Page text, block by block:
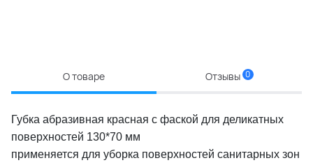
О товаре Отзывы 0
Губка абразивная красная с фаской для деликатных
поверхностей 130*70 мм
применяется для уборка поверхностей санитарных зон